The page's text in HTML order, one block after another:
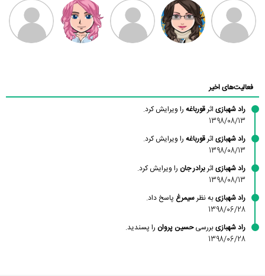
سامان راحمی امیردلتا امیروو ملیکا منتظری عارفه داستانپور
فعالیت‌های اخیر
راد شهبازی اثرقورباغه را ویرایش کرد.
1398/08/13
راد شهبازی اثرقورباغه را ویرایش کرد.
1398/08/13
راد شهبازی اثربرادر جان را ویرایش کرد.
1398/08/13
راد شهبازیبه نظرسیمرغ پاسخ داد.
1398/06/28
راد شهبازیبررسیحسین پروان را پسندید.
1398/06/28